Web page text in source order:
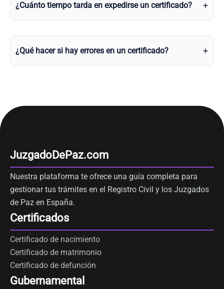
¿Cuánto tiempo tarda en expedirse un certificado?
¿Qué hacer si hay errores en un certificado?
JuzgadoDePaz.com
Nuestra plataforma te ofrece una guía completa para
gestionar tus trámites en el Registro Civil y los Juzgados
de Paz en España.
Certificados
Certificado de nacimiento
Certificado de matrimonio
Certificado de defunción
Gubernamental